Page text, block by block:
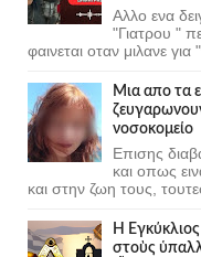
Αλλο ενα
"Γιατρου "
φαινεται οταν μιλανε για
Μια απο τα
νοσοκομείο
Επισης
και οπως
και στην ζωη τους,
Ἡ
στοὺς